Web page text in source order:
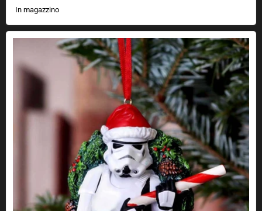
In magazzino
Decorazioni per albero di Natale con Stormtrooper